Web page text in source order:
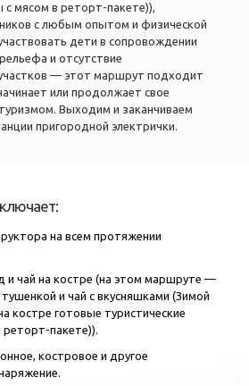
с мясом в реторт-пакете)),
с любым опытом и физической
дети в сопровождении
и отсутствие
— этот маршрут подходит
или продолжает свое
Выходим и заканчиваем
пригородной электрички.
на всем протяжении
и чай на костре (на этом маршруте —
и чай с вкусняшками (Зимой
костре готовые туристические
пакете)).
костровое и другое